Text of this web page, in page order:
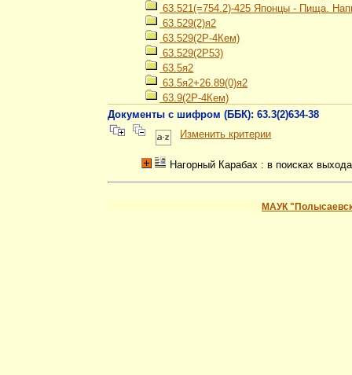
63.521(=754.2)-425 Японцы - Пища.
63.529(2)я2
63.529(2Р-4Кем)
63.529(2Р53)
63.5я2
63.5я2+26.89(0)я2
63.9(2Р-4Кем)
Документы с шифром (ББК): 63.3(2)634-38
Изменить критерии
Нагорный Карабах : в поисках выхода
МАУК